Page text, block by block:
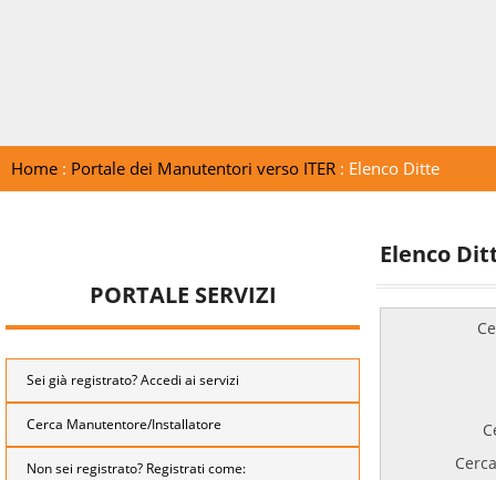
Home: Portale dei Manutentori verso ITER: Elenco Ditte
PORTALE SERVIZI
Sei già registrato? Accedi ai servizi
Cerca Manutentore/Installatore
Non sei registrato? Registrati come:
Elenco